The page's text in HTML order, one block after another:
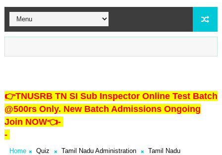
👉TNUSRB TN SI Sub Inspector Online Test Batch
@500rs Only. New Batch Admissions Ongoing
Join NOW👈-
-
Home Quiz Tamil Nadu Administration
Tamil Nadu